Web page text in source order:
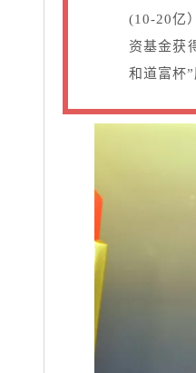
(10-20亿
资基金获
和道富杯